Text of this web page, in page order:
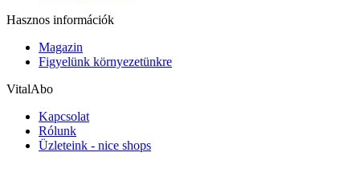
Hasznos információk
Magazin
Figyelünk környezetünkre
VitalAbo
Kapcsolat
Rólunk
Üzleteink - nice shops